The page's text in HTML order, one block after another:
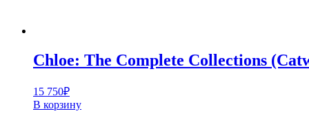
Chloe: The Complete Collections
15 750₽
В корзину